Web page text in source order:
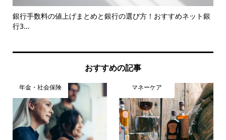
銀行手数料の値上げまとめと銀行の選び方！おすすめネット銀
行3...
おすすめの記事
年金・社会保険 マネーケア